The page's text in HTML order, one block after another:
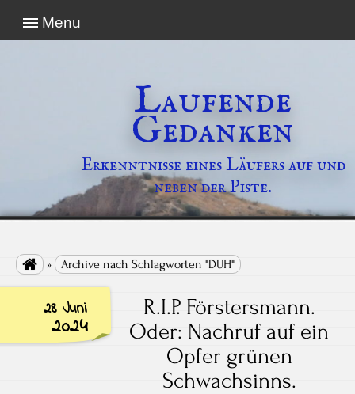
Menu
Laufende
Gedanken
Erkenntnisse eines Läufers auf und
neben der Piste.
 » Archive nach Schlagworten "DUH"
28 Juni
2024
R.I.P. Förstersmann.
Oder: Nachruf auf ein
Opfer grünen
Schwachsinns.